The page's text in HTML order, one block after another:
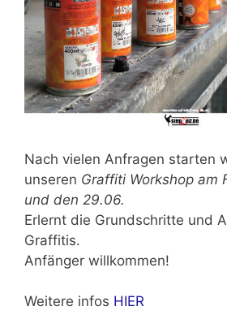
Nach vielen Anfragen starten
unseren Graffiti Workshop am
und den 29.06.
Erlernt die Grundschritte und
Graffitis.
Anfänger willkommen!
Weitere infos HIER